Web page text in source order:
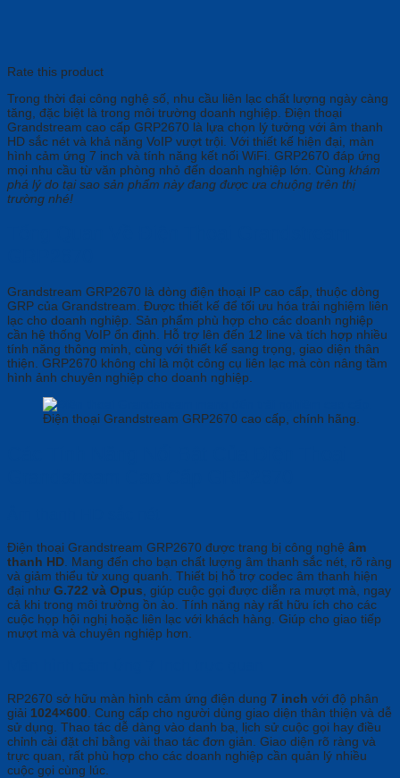
Rate this product
Trong thời đại công nghệ số, nhu cầu liên lạc chất lượng ngày càng
tăng, đặc biệt là trong môi trường doanh nghiệp. Điện thoại
Grandstream cao cấp GRP2670 là lựa chọn lý tưởng với âm thanh
HD sắc nét và khả năng VoIP vượt trội. Với thiết kế hiện đại, màn
hình cảm ứng 7 inch và tính năng kết nối WiFi. GRP2670 đáp ứng
mọi nhu cầu từ văn phòng nhỏ đến doanh nghiệp lớn. Cùng khám
phá lý do tại sao sản phẩm này đang được ưa chuộng trên thị
trường nhé!
Grandstream GRP2670 là dòng điện thoại IP cao cấp, thuộc dòng
GRP của Grandstream. Được thiết kế để tối ưu hóa trải nghiệm liên
lạc cho doanh nghiệp. Sản phẩm phù hợp cho các doanh nghiệp
cần hệ thống VoIP ổn định. Hỗ trợ lên đến 12 line và tích hợp nhiều
tính năng thông minh, cùng với thiết kế sang trọng, giao diện thân
thiện. GRP2670 không chỉ là một công cụ liên lạc mà còn nâng tầm
hình ảnh chuyên nghiệp cho doanh nghiệp.
Điện thoại Grandstream GRP2670 cao cấp, chính hãng.
Điện thoại Grandstream GRP2670 được trang bị công nghệ âm
thanh HD . Mang đến cho bạn chất lượng âm thanh sắc nét, rõ ràng
và giảm thiểu từ xung quanh. Thiết bị hỗ trợ codec âm thanh hiện
đại như G.722 và Opus , giúp cuộc gọi được diễn ra mượt mà, ngay
cả khi trong môi trường ồn ào. Tính năng này rất hữu ích cho các
cuộc họp hội nghị hoặc liên lạc với khách hàng. Giúp cho giao tiếp
mượt mà và chuyên nghiệp hơn.
RP2670 sở hữu màn hình cảm ứng điện dung 7 inch với độ phân
giải 1024×600 . Cung cấp cho người dùng giao diện thân thiện và dễ
sử dụng. Thao tác dễ dàng vào danh bạ, lịch sử cuộc gọi hay điều
chỉnh cài đặt chỉ bằng vài thao tác đơn giản. Giao diện rõ ràng và
trực quan, rất phù hợp cho các doanh nghiệp cần quản lý nhiều
cuộc gọi cùng lúc.